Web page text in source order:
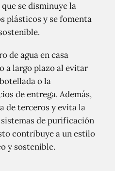
se disminuye la
plásticos y se fomenta
de agua en casa
a largo plazo al evitar
o la
de entrega. Además,
de terceros y evita la
de purificación
contribuye a un estilo
y sostenible.